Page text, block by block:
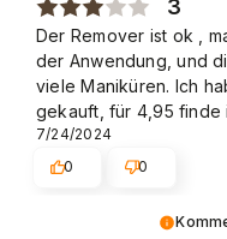
3
Der Remover ist ok ,
der Anwendung, und
viele Maniküren. Ich
gekauft, für 4,95 finde
7/24/2024
0
0